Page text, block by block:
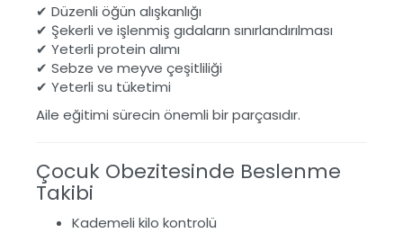
✔ Düzenli öğün alışkanlığı
✔ Şekerli ve işlenmiş gıdaların sınırlandırılması
✔ Yeterli protein alımı
✔ Sebze ve meyve çeşitliliği
✔ Yeterli su tüketimi
Aile eğitimi sürecin önemli bir parçasıdır.
Çocuk Obezitesinde Beslenme
Takibi
Kademeli kilo kontrolü